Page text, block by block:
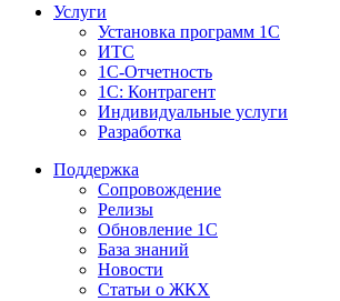
Услуги
Установка программ 1С
ИТС
1С-Отчетность
1С: Контрагент
Индивидуальные услуги
Разработка
Поддержка
Сопровождение
Релизы
Обновление 1С
База знаний
Новости
Статьи о ЖКХ